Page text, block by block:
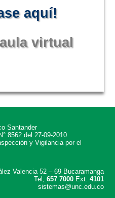
aquí!
virtual
Santander
8562 del 27-09-2010
y Vigilancia por el
Valencia 52 – 69 Bucaramanga
Tel; 657 7000Ext: 4101
sistemas@unc.edu.co